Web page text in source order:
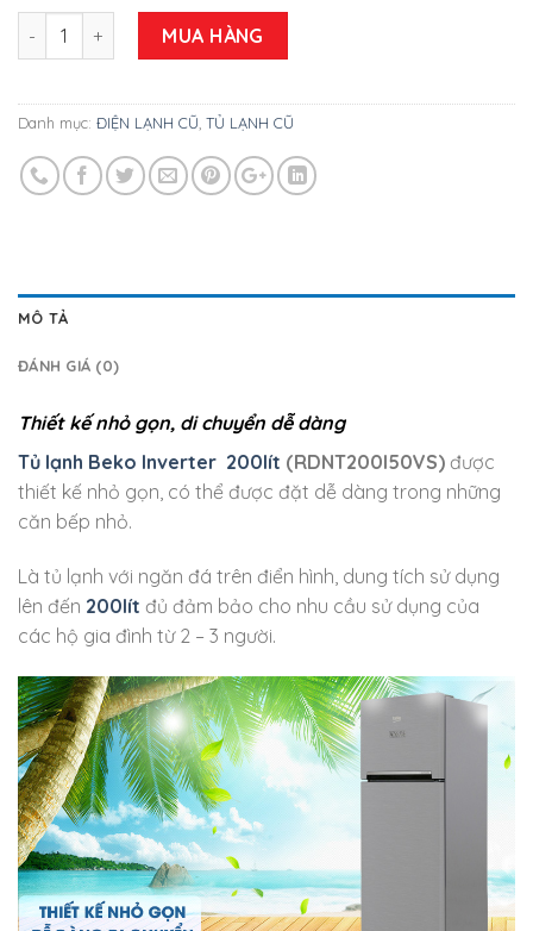
Tủ Lạnh Cũ Beko Inverter 200lít (RDNT200I50VS) Nguyên
MUA HÀNG
Danh mục: ĐIỆN LẠNH CŨ TỦ LẠNH CŨ
MÔ TẢ
ĐÁNH GIÁ (0)
Thiết kế nhỏ gọn, di chuyển dễ dàng
Tủ lạnh Beko Inverter 200lít (RDNT200I50VS) được
thiết kế nhỏ gọn, có thể được đặt dễ dàng trong những
căn bếp nhỏ.
Là tủ lạnh với ngăn đá trên điển hình, dung tích sử dụng
lên đến 200lít đủ đảm bảo cho nhu cầu sử dụng của
các hộ gia đình từ 2 – 3 người.